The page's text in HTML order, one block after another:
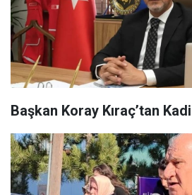
Başkan Koray Kıraç’tan